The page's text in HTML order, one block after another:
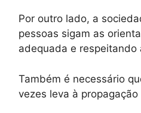
Por outro lado, a
pessoas sigam as
adequada e
Também é necessário
vezes leva à